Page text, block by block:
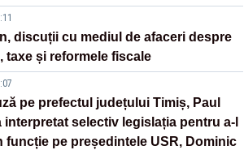
discuții cu mediul de afaceri despre
taxe și reformele fiscale
pe prefectul județului Timiș, Paul
interpretat selectiv legislația pentru a-l
funcție pe președintele USR, Dominic